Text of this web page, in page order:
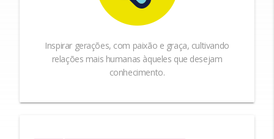
Inspirar gerações, com paixão e graça, cultivando
relações mais humanas àqueles que desejam
conhecimento.